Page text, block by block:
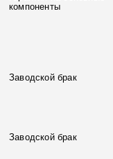
компоненты
Заводской брак
Заводской брак